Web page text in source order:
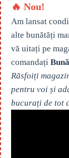
🔥 Nou!
Am lansat
alte bunătăți
vă uitați pe
comandați
Răsfoiți
pentru voi și
bucurați de tot